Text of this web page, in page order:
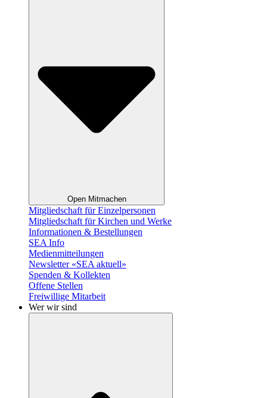
Open Mitmachen
Mitgliedschaft für Einzelpersonen
Mitgliedschaft für Kirchen und Werke
Informationen & Bestellungen
SEA Info
Medienmitteilungen
Newsletter «SEA aktuell»
Spenden & Kollekten
Offene Stellen
Freiwillige Mitarbeit
Wer wir sind